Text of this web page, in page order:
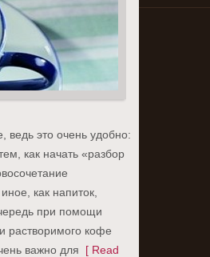
это очень удобно:
как начать «разбор
как напиток,
при помощи
растворимого кофе
важно для [ Read